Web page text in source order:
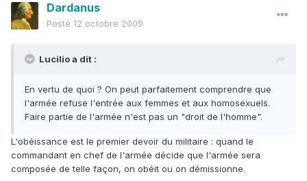
Dardanus
Posté 12 octobre 2009
Lucilio a dit :
En vertu de quoi ? On peut parfaitement comprendre que
l'armée refuse l'entrée aux femmes et aux homosexuels.
Faire partie de l'armée n'est pas un "droit de l'homme".
L'obéissance est le premier devoir du militaire : quand le
commandant en chef de l'armée décide que l'armée sera
composée de telle façon, on obéit ou on démissionne.